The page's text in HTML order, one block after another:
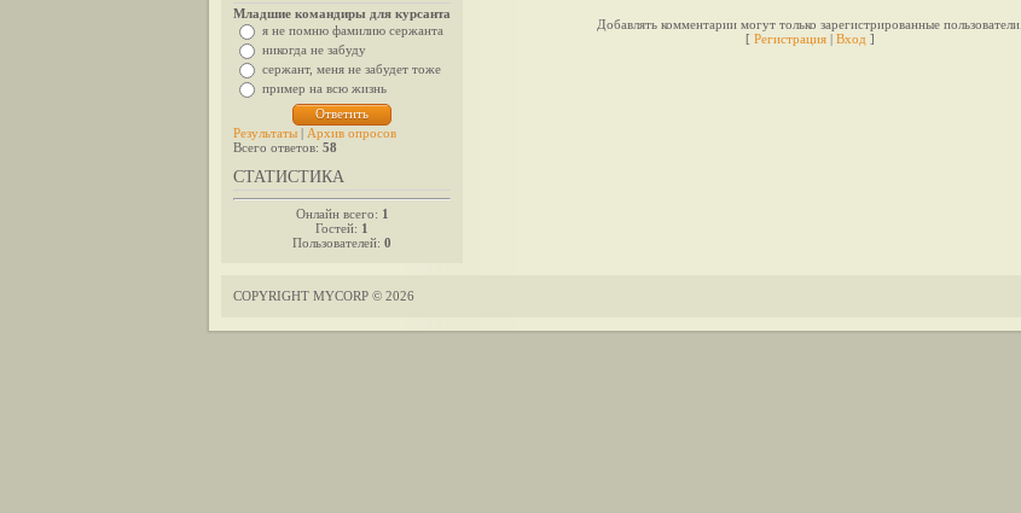
Младшие командиры для курсанта
я не помню фамилию сержанта
никогда не забуду
сержант, меня не забудет тоже
пример на всю жизнь
Результаты | Архив опросов
Всего ответов: 58
СТАТИСТИКА
Онлайн всего: 1
Гостей: 1
Пользователей: 0
Добавлять комментарии могут только зарегистрированные пользователи.
[ Регистрация | Вход ]
COPYRIGHT MYCORP © 2026